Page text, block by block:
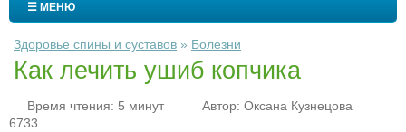
☰ МЕНЮ
Здоровье спины и суставов » Болезни
Как лечить ушиб копчика
Время чтения: 5 минут Автор: Оксана Кузнецова
6733